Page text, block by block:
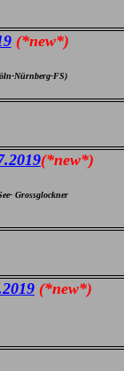
(*new*)
Nürnberg-FS)
(*new*)
Grossglockner
(*new*)